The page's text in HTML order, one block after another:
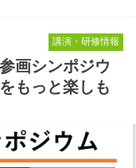
講演・研修情報
画シンポジウ
もっと楽しも